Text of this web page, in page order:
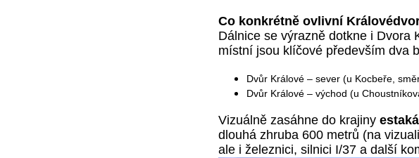
Co konkrétně ovlivní
Dálnice se výrazně dotkne i Dvora
místní jsou klíčové především dva
Dvůr Králové – sever (u Kocbeře,
Dvůr Králové – východ (u
Vizuálně zasáhne do krajiny
dlouhá zhruba 600 metrů (na
ale i železnici, silnici I/37 a další